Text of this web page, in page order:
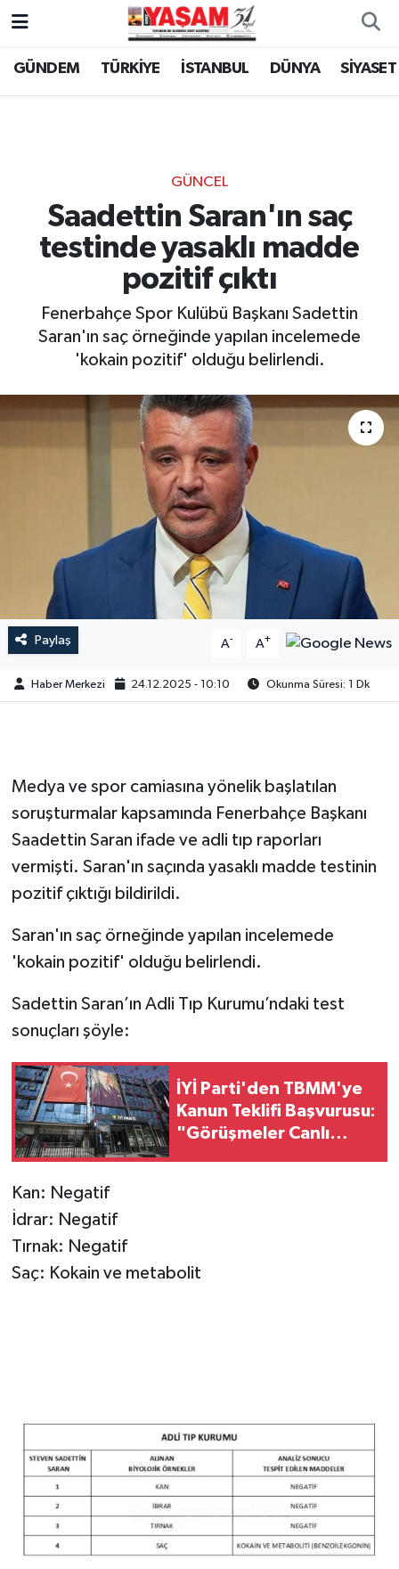
GÜNDEM TÜRKİYE İSTANBUL DÜNYA SİYASET
GÜNCEL
Saadettin Saran'ın saç
testinde yasaklı madde
pozitif çıktı
Fenerbahçe Spor Kulübü Başkanı Sadettin
Saran'ın saç örneğinde yapılan incelemede
'kokain pozitif' olduğu belirlendi.
Paylaş A- A+
Haber Merkezi 24.12.2025 - 10:10 Okunma Süresi: 1 Dk
Medya ve spor camiasına yönelik başlatılan
soruşturmalar kapsamında Fenerbahçe Başkanı
Saadettin Saran ifade ve adli tıp raporları
vermişti. Saran'ın saçında yasaklı madde testinin
pozitif çıktığı bildirildi.
Saran'ın saç örneğinde yapılan incelemede
'kokain pozitif' olduğu belirlendi.
Sadettin Saran’ın Adli Tıp Kurumu’ndaki test
sonuçları şöyle:
İYİ Parti'den TBMM'ye
Kanun Teklifi Başvurusu:
"Görüşmeler Canlı
Kan: Negatif
İdrar: Negatif
Tırnak: Negatif
Saç: Kokain ve metabolit